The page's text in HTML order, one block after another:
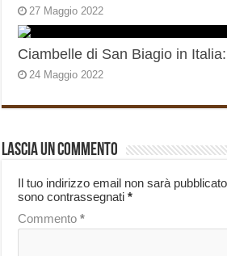
27 Maggio 2022
Ciambelle di San Biagio in
24 Maggio 2022
Lascia un commento
Il tuo indirizzo email non sarà
sono contrassegnati*
Commento*